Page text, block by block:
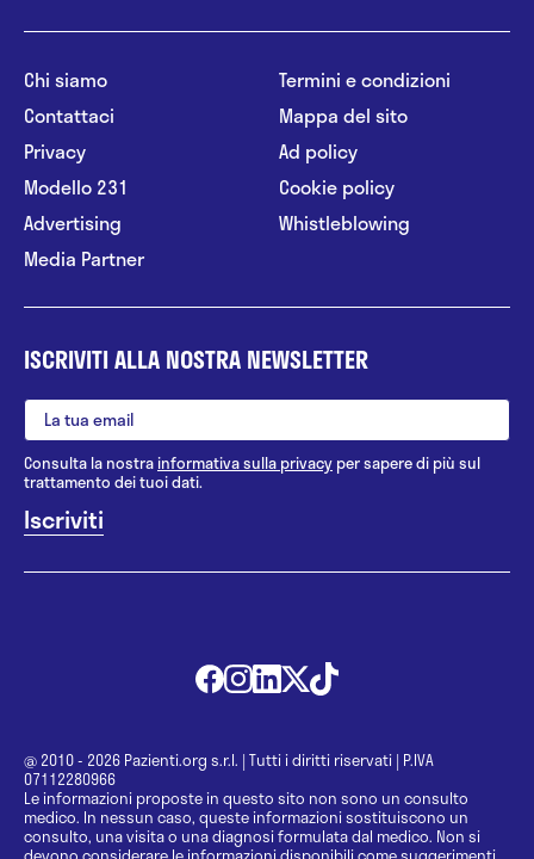
Chi siamo
Contattaci
Privacy
Modello 231
Advertising
Media Partner
Termini e condizioni
Mappa del sito
Ad policy
Cookie policy
Whistleblowing
ISCRIVITI ALLA NOSTRA NEWSLETTER
Consulta la nostrainformativa sulla privacy per sapere di più sul
trattamento dei tuoi dati.
@ 2010 - 2026 Pazienti.org s.r.l. | Tutti i diritti riservati | P.IVA
07112280966
Le informazioni proposte in questo sito non sono un consulto
medico. In nessun caso, queste informazioni sostituiscono un
consulto, una visita o una diagnosi formulata dal medico. Non si